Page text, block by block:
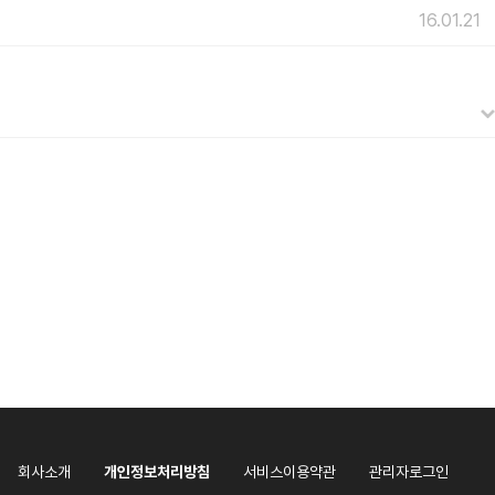
16.01.21
회사소개 개인정보처리방침 서비스이용약관 관리자로그인